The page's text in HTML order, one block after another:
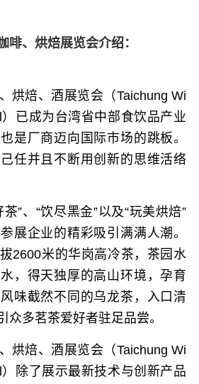
啡、烘焙展览会介绍：
烘焙、酒展览会（Taichung Wi
已成为台湾省中部食饮品产业
是厂商迈向国际市场的跳板。
任并且不断用创新的思维活络
”、“饮尽黑金”以及“玩美烘焙”
展企业的精彩吸引满满人潮。
2600米的华岗高冷茶，茶园水
，得天独厚的高山环境，孕育
味截然不同的乌龙茶，入口清
众多茗茶爱好者驻足品尝。
烘焙、酒展览会（Taichung Wi
除了展示最新技术与创新产品